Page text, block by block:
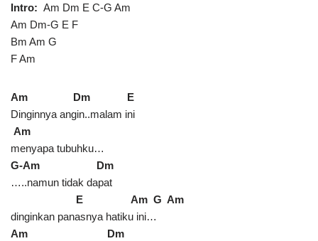
Intro: Am Dm E C-G Am
Am Dm-G E F
Bm Am G
F Am
Am Dm E
Dinginnya angin..malam ini
Am
menyapa tubuhku…
G-Am Dm
…..namun tidak dapat
E Am G Am
dinginkan panasnya hatiku ini…
Am Dm